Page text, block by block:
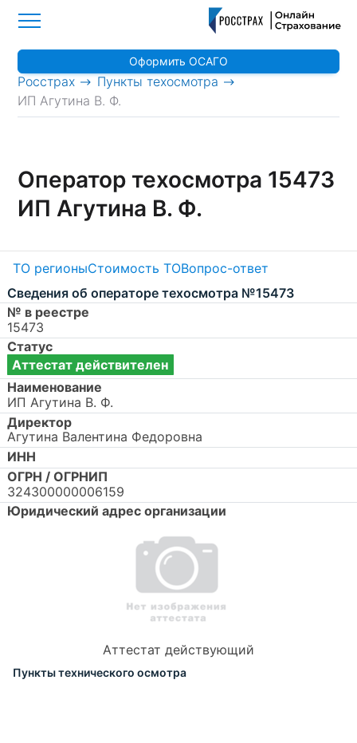
Росстрах > Пункты техосмотра
>
ИП Агутина В. Ф.
Оформить ОСАГО
Оператор техосмотра 15473
ИП Агутина В. Ф.
ТО регионыСтоимость ТОВопрос-ответ
Сведения об операторе техосмотра №15473
№ в реестре
15473
Статус
Аттестат действителен
Наименование
ИП Агутина В. Ф.
Директор
Агутина Валентина Федоровна
ИНН
ОГРН / ОГРНИП
324300000006159
Юридический адрес организации
Аттестат действующий
Пункты технического осмотра